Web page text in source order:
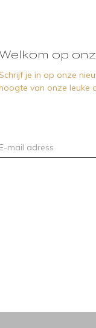
Welkom op
je in op onze
van onze leuke